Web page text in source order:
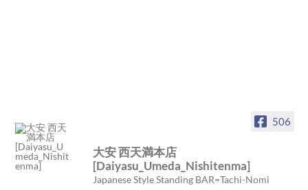
506
大安 西天満本店
[Daiyasu_Umeda_Nishitenma]
Japanese Style Standing BAR=Tachi-Nomi